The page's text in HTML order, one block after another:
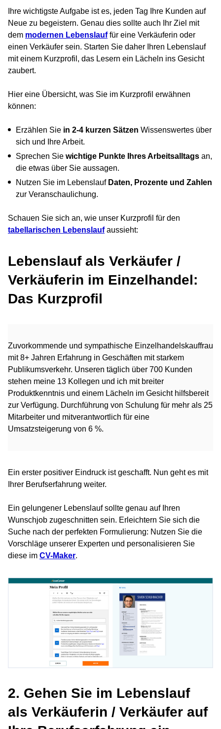
Ihre wichtigste Aufgabe ist es, jeden Tag Ihre Kunden auf
Neue zu begeistern. Genau dies sollte auch Ihr Ziel mit
dem modernen Lebenslauffür eine Verkäuferin oder
einen Verkäufer sein. Starten Sie daher Ihren Lebenslauf
mit einem Kurzprofil, das Lesern ein Lächeln ins Gesicht
zaubert.
Hier eine Übersicht, was Sie im Kurzprofil erwähnen
können:
Erzählen Sie in 2-4 kurzen Sätzen Wissenswertes über
sich und Ihre Arbeit.
Sprechen Sie wichtige Punkte Ihres Arbeitsalltags an,
die etwas über Sie aussagen.
Nutzen Sie im Lebenslauf Daten, Prozente und Zahlen
zur Veranschaulichung.
Schauen Sie sich an, wie unser Kurzprofil für den
tabellarischen Lebenslaufaussieht:
Lebenslauf als Verkäufer /
Verkäuferin im Einzelhandel:
Das Kurzprofil
Zuvorkommende und sympathische Einzelhandelskauffrau
mit 8+ Jahren Erfahrung in Geschäften mit starkem
Publikumsverkehr. Unseren täglich über 700 Kunden
stehen meine 13 Kollegen und ich mit breiter
Produktkenntnis und einem Lächeln im Gesicht hilfsbereit
zur Verfügung. Durchführung von Schulung für mehr als 25
Mitarbeiter und mitverantwortlich für eine
Umsatzsteigerung von 6 %.
Ein erster positiver Eindruck ist geschafft. Nun geht es mit
Ihrer Berufserfahrung weiter.
Ein gelungener Lebenslauf sollte genau auf Ihren
Wunschjob zugeschnitten sein. Erleichtern Sie sich die
Suche nach der perfekten Formulierung: Nutzen Sie die
Vorschläge unserer Experten und personalisieren Sie
diese im CV-Maker.
2. Gehen Sie im Lebenslauf
als Verkäuferin / Verkäufer auf